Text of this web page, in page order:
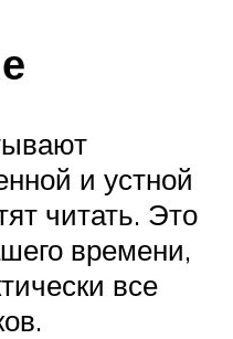
и устной
читать. Это
времени,
все